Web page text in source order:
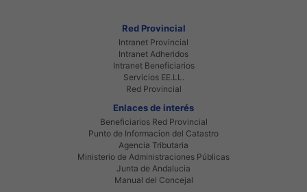
Red Provincial
Intranet Provincial
Intranet Adheridos
Intranet Beneficiarios
Servicios EE.LL.
Red Provincial
Enlaces de interés
Beneficiarios Red Provincial
Punto de Informacion del Catastro
Agencia Tributaria
Ministerio de Administraciones Públicas
Junta de Andalucia
Manual del Concejal